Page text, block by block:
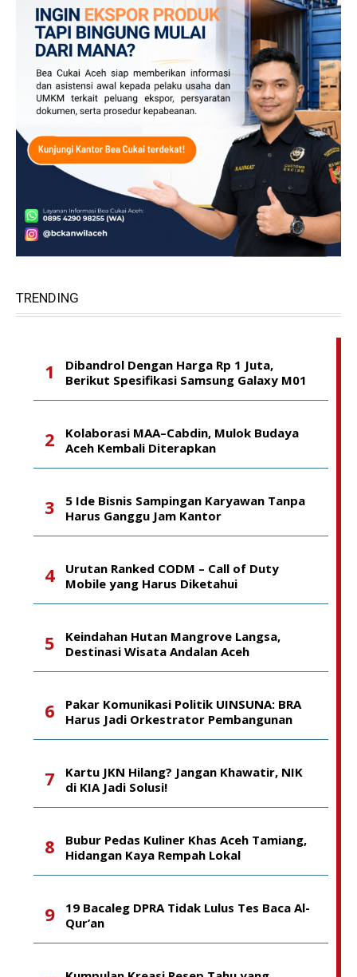
TRENDING
Dibandrol Dengan Harga Rp 1 Juta,
Berikut Spesifikasi Samsung Galaxy M01
Kolaborasi MAA–Cabdin, Mulok Budaya
Aceh Kembali Diterapkan
5 Ide Bisnis Sampingan Karyawan Tanpa
Harus Ganggu Jam Kantor
Urutan Ranked CODM – Call of Duty
Mobile yang Harus Diketahui
Keindahan Hutan Mangrove Langsa,
Destinasi Wisata Andalan Aceh
Pakar Komunikasi Politik UINSUNA: BRA
Harus Jadi Orkestrator Pembangunan
Kartu JKN Hilang? Jangan Khawatir, NIK
di KIA Jadi Solusi!
Bubur Pedas Kuliner Khas Aceh Tamiang,
Hidangan Kaya Rempah Lokal
19 Bacaleg DPRA Tidak Lulus Tes Baca Al-
Qur’an